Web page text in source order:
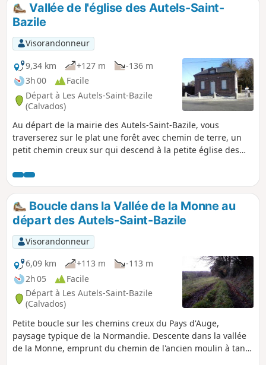
Vallée de l'église des Autels-Saint-
Bazile
Visorandonneur
9,34 km
+127 m
-136 m
3h 00
Facile
Départ à Les Autels-Saint-Bazile
(Calvados)
Au départ de la mairie des Autels-Saint-Bazile, vous
traverserez sur le plat une forêt avec chemin de terre, un
petit chemin creux sur qui descend à la petite église des
historiques). Vous passerez sur la Monne, vous apercevrez
des herbages à pommiers, des propriétés en colombages
avant de remonter un sentier bucolique et creux
Boucle dans la Vallée de la Monne au
départ des Autels-Saint-Bazile
Visorandonneur
6,09 km
+113 m
-113 m
2h 05
Facile
Départ à Les Autels-Saint-Bazile
(Calvados)
Petite boucle sur les chemins creux du Pays d'Auge,
paysage typique de la Normandie. Descente dans la vallée
de la Monne, emprunt du chemin de l'ancien moulin à tan